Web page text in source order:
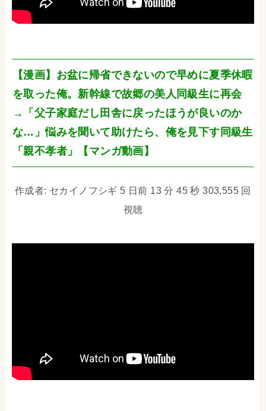
【漫画】お盆に帰省できないので早めに夏季休暇
を取った俺。新幹線で故郷の美人同級生に再会
→「父子家庭だし田舎に戻ったほうが良いのか
な…」悩みを聞いて助けたら、俺を見下す同級生
「親不孝者」【マンガ動画】
作成者: セカイノフシギ 5 日前 13 分 45 秒 303,555 回
視聴